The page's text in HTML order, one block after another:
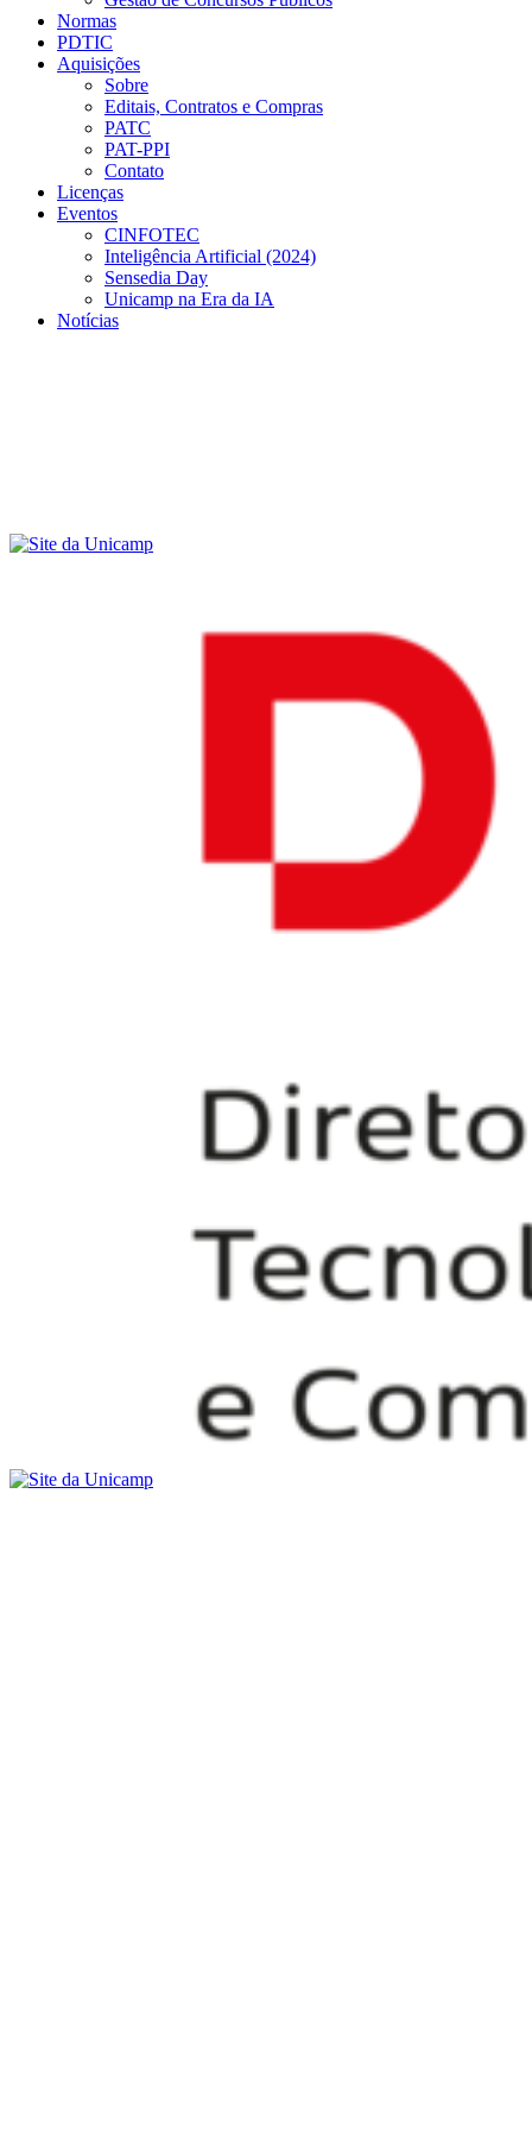
Normas
PDTIC
Aquisições
Sobre
Editais, Contratos e Compras
PATC
PAT-PPI
Contato
Licenças
Eventos
CINFOTEC
Inteligência Artificial (2024)
Sensedia Day
Unicamp na Era da IA
Notícias